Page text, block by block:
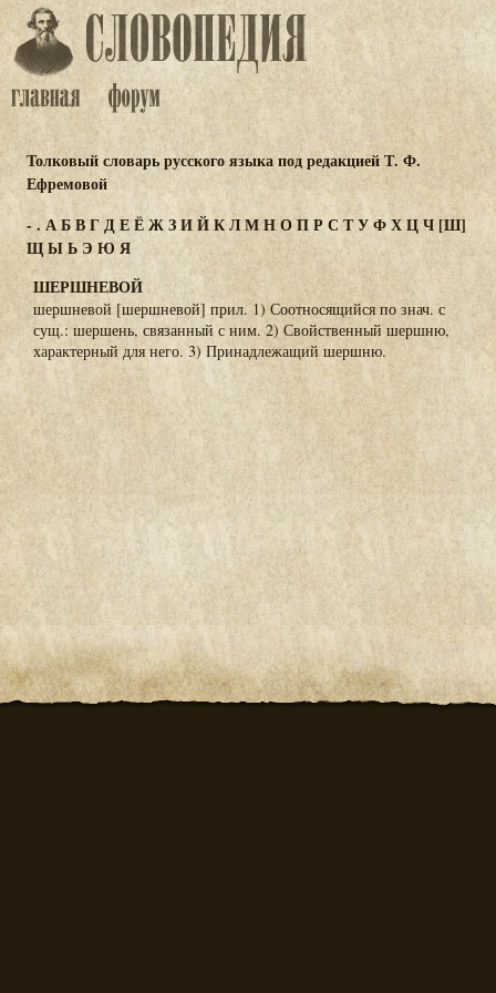
Толковый словарь русского языка под редакцией Т. Ф.
Ефремовой
- . АБВГДЕЁЖЗИЙКЛМНОПР С ТУФХЦЧ [Ш]
ЩЫЬЭ ЮЯ
ШЕРШНЕВОЙ
шершневой [шершневой] прил. 1) Соотносящийся по знач. с
сущ.: шершень, связанный с ним. 2) Свойственный шершню,
характерный для него. 3) Принадлежащий шершню.